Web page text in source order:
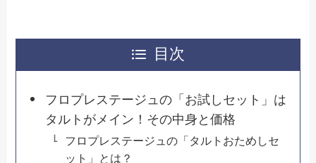
目次
フロプレステージュの「お試しセット」は
タルトがメイン！その中身と価格
フロプレステージュの「タルトおためしセ
ット」とは？